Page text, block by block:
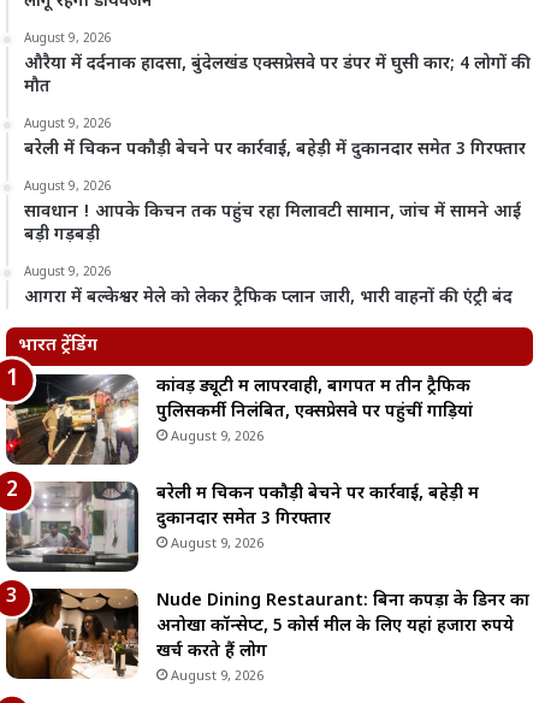
August 9, 2026
औरैया में दर्दनाक हादसा, बुंदेलखंड एक्सप्रेसवे पर डंपर में घुसी कार; 4 लोगों की
मौत
August 9, 2026
बरेली में चिकन पकौड़ी बेचने पर कार्रवाई, बहेड़ी में दुकानदार समेत 3 गिरफ्तार
August 9, 2026
सावधान ! आपके किचन तक पहुंच रहा मिलावटी सामान, जांच में सामने आई
बड़ी गड़बड़ी
August 9, 2026
आगरा में बल्केश्वर मेले को लेकर ट्रैफिक प्लान जारी, भारी वाहनों की एंट्री बंद
भारत ट्रेंडिंग
कांवड़ ड्यूटी में लापरवाही, बागपत में तीन ट्रैफिक
पुलिसकर्मी निलंबित, एक्सप्रेसवे पर पहुंचीं गाड़ियां
August 9, 2026
बरेली में चिकन पकौड़ी बेचने पर कार्रवाई, बहेड़ी में
दुकानदार समेत 3 गिरफ्तार
August 9, 2026
Nude Dining Restaurant: बिना कपड़ों के डिनर का
अनोखा कॉन्सेप्ट, 5 कोर्स मील के लिए यहां हजारों रुपये
खर्च करते हैं लोग
August 9, 2026